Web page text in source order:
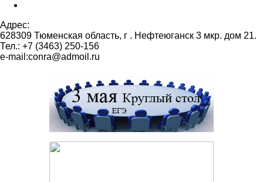
Адрес:
628309 Тюменская область, г . Нефтеюганск 3 мкр. дом 21.
Тел.: +7 (3463) 250-156
e-mail:conra@admoil.ru